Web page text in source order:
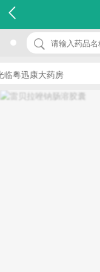
粤迅康大药房
名 称：雷贝拉唑钠肠溶胶囊
品 牌：(雨田青)
价 格：￥25.00